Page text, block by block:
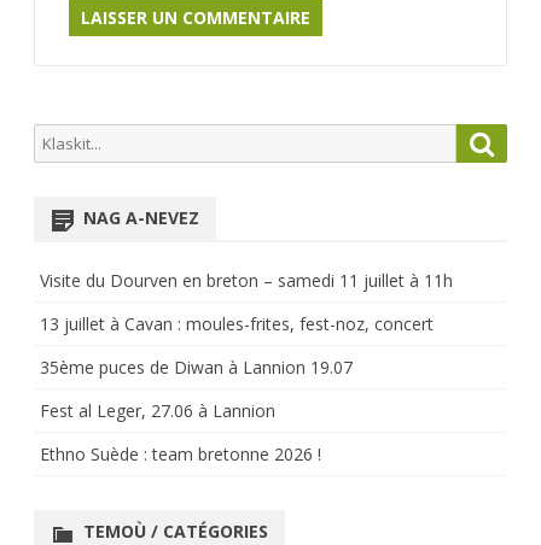
Search
for:
NAG A-NEVEZ
Visite du Dourven en breton – samedi 11 juillet à 11h
13 juillet à Cavan : moules-frites, fest-noz, concert
35ème puces de Diwan à Lannion 19.07
Fest al Leger, 27.06 à Lannion
Ethno Suède : team bretonne 2026 !
TEMOÙ / CATÉGORIES